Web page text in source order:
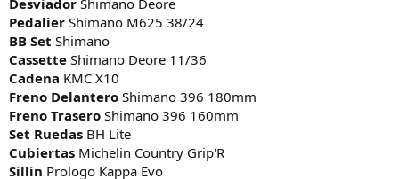
Desviador Shimano Deore
Pedalier Shimano M625 38/24
BB Set Shimano
Cassette Shimano Deore 11/36
Cadena KMC X10
Freno Delantero Shimano 396 180mm
Freno Trasero Shimano 396 160mm
Set Ruedas BH Lite
Cubiertas Michelin Country Grip'R
Sillin Prologo Kappa Evo